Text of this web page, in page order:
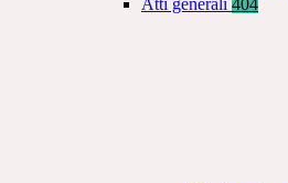
Atti generali 404